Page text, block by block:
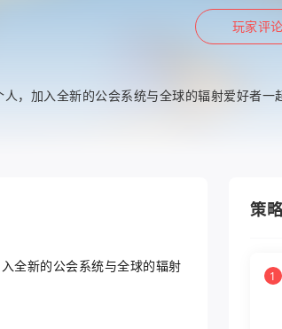
玩家评
，加入全新的公会系统与全球的辐射爱好者一
全新的公会系统与全球的辐射
策
1